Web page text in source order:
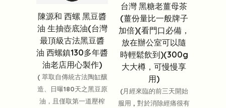
陳源和 西螺 黑豆醬
油 生抽壺底油(台灣
最頂級古法黑豆醬
油 西螺鎮130多年醬
油老店用心製作)
( 萃取自傳統古法陶缸釀
造、日曝180天之黑豆原
油，且僅取第一道壓榨
台灣 黑糖老薑母茶
(薑份量比一般牌子
加倍)(看門口必備，
放在辦公室可以隨
時輕鬆飲到)(300g
大大樽，可慢慢享
用)
(月經來臨的前三天開始
服用 , 對於消除經痛很有